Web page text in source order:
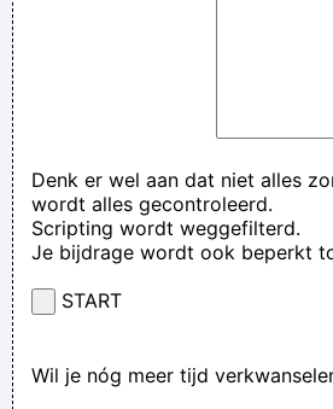
Denk er wel aan dat niet alles
wordt alles gecontroleerd.
Scripting wordt weggefilterd.
Je bijdrage wordt ook beperkt
START
Wil je nóg meer tijd